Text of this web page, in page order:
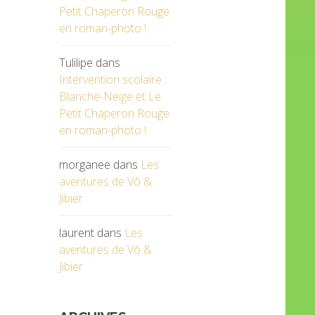
Petit Chaperon Rouge
en roman-photo !
Tulilipe dans
Intervention scolaire :
Blanche-Neige et Le
Petit Chaperon Rouge
en roman-photo !
morganee dans Les
aventures de Vô &
Jibier
laurentdans Les
aventures de Vô &
Jibier